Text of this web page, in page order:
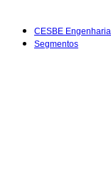
CESBE Engenharia
Segmentos